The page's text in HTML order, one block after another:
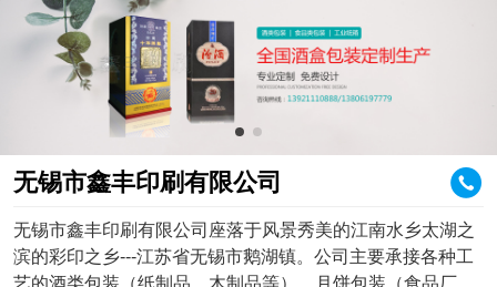
无锡市鑫丰印刷有限公司
无锡市鑫丰印刷有限公司座落于风景秀美的江南水乡太湖之
滨的彩印之乡---江苏省无锡市鹅湖镇。公司主要承接各种工
艺的酒类包装（纸制品、木制品等）、月饼包装（食品厂、